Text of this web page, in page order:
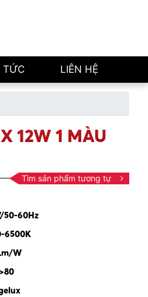
TỨC LIÊN HỆ
12W 1 MÀU
Tìm sản phẩm tương tự
50-60Hz
6500K
W